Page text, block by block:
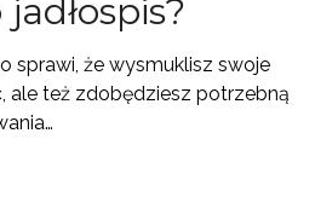
sprawi, że wysmuklisz swoje
ale też zdobędziesz potrzebną